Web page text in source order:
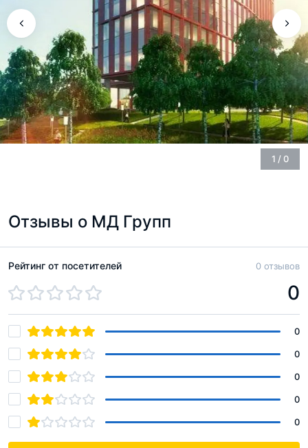
1 / 0
Отзывы о МД Групп
Рейтинг от посетителей 0 отзывов
0
0
0
0
0
0